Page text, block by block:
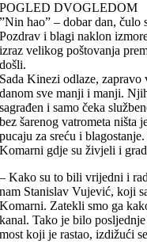
POGLED DVOGLEDOM
”Nin hao” – dobar dan, čulo
Pozdrav i blagi naklon
izraz velikog poštovanja
došli.
Sada Kinezi odlaze,
danom sve manji i manji.
sagrađen i samo čeka
bez šarenog vatrometa ništa
pucaju za sreću i
Komarni gdje su živjeli i
– Kako su to bili vrijedni i
nam Stanislav Vujević, koji
Komarni. Zatekli smo ga
kanal. Tako je bilo
most koji je rastao, izdižući